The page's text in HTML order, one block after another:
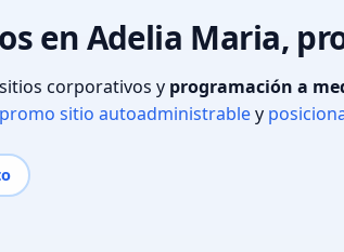
en Adelia Maria,
corporativos y programación a
promo sitio autoadministrabley